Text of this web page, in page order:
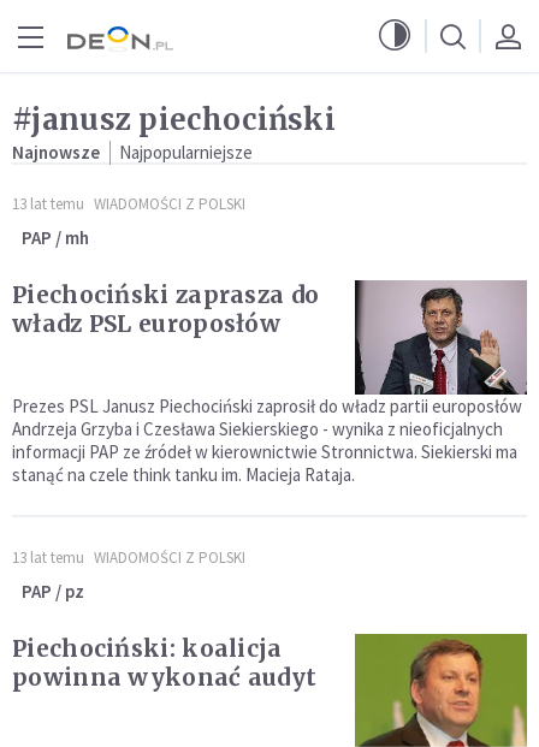
#janusz piechociński
Najnowsze Najpopularniejsze
13 lat temu WIADOMOŚCI Z POLSKI
PAP / mh
Piechociński zaprasza do
władz PSL europosłów
Prezes PSL Janusz Piechociński zaprosił do władz partii europosłów
Andrzeja Grzyba i Czesława Siekierskiego - wynika z nieoficjalnych
informacji PAP ze źródeł w kierownictwie Stronnictwa. Siekierski ma
stanąć na czele think tanku im. Macieja Rataja.
13 lat temu WIADOMOŚCI Z POLSKI
PAP / pz
Piechociński: koalicja
powinna wykonać audyt